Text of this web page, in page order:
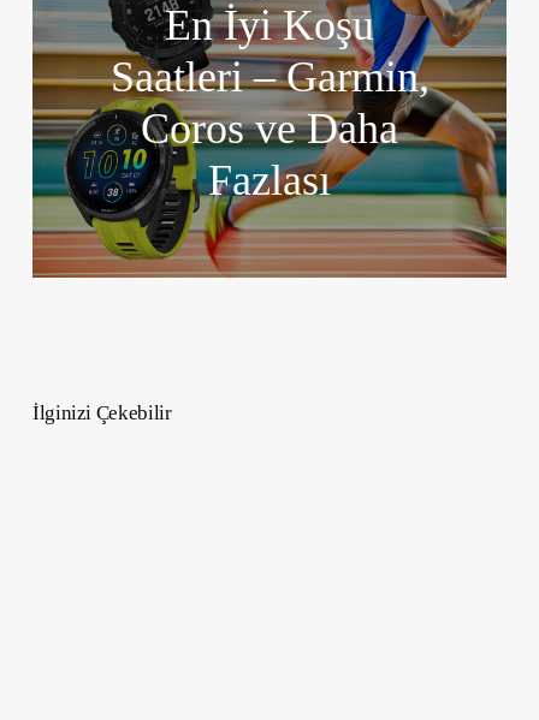
En İyi Koşu
Saatleri – Garmin,
Coros ve Daha
Fazlası
İlginizi Çekebilir